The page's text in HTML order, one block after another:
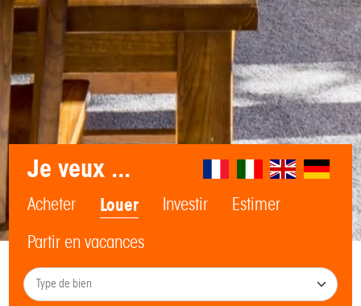
Je veux ...
Acheter Louer Investir
Estimer
Partir en vacances